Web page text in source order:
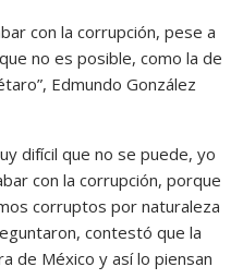
con la corrupción, pese a
no es posible, como la de
Edmundo González
difícil que no se puede, yo
con la corrupción, porque
corruptos por naturaleza
contestó que la
de México y así lo piensan